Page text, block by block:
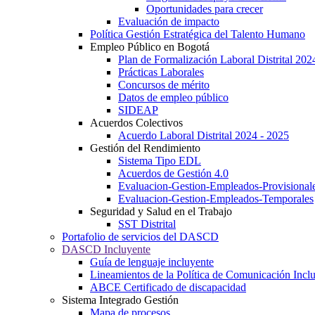
Oportunidades para crecer
Evaluación de impacto
Política Gestión Estratégica del Talento Humano
Empleo Público en Bogotá
Plan de Formalización Laboral Distrital
Prácticas Laborales
Concursos de mérito
Datos de empleo público
SIDEAP
Acuerdos Colectivos
Acuerdo Laboral Distrital 2024 - 2025
Gestión del Rendimiento
Sistema Tipo EDL
Acuerdos de Gestión 4.0
Evaluacion-Gestion-Empleados-
Evaluacion-Gestion-Empleados-Temporales
Seguridad y Salud en el Trabajo
SST Distrital
Portafolio de servicios del DASCD
DASCD Incluyente
Guía de lenguaje incluyente
Lineamientos de la Política de Comunicación
ABCE Certificado de discapacidad
Sistema Integrado Gestión
Mapa de procesos